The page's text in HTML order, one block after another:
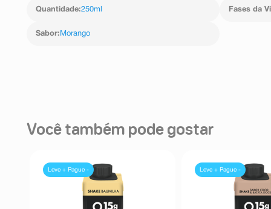
Quantidade:250ml Fases da
Sabor: Morango
Você também pode gostar
Leve + Pague - Leve + Pague -